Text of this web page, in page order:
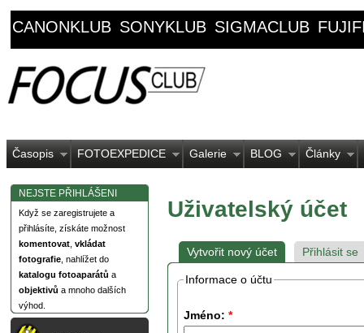
CANONKLUB SONYKLUB SIGMACLUB
Časopis FOTOEXPEDICE Galerie BLOG Články
NEJSTE PŘIHLÁŠENI
Když se zaregistrujete a
přihlásíte, získáte možnost
komentovat vkládat
fotografie , nahlížet do
katalogu fotoaparátů a
objektivů a mnoho dalších
výhod.
Uživatelský účet
Vytvořit nový účet Přihlásit se
Informace o účtu
Jméno: *